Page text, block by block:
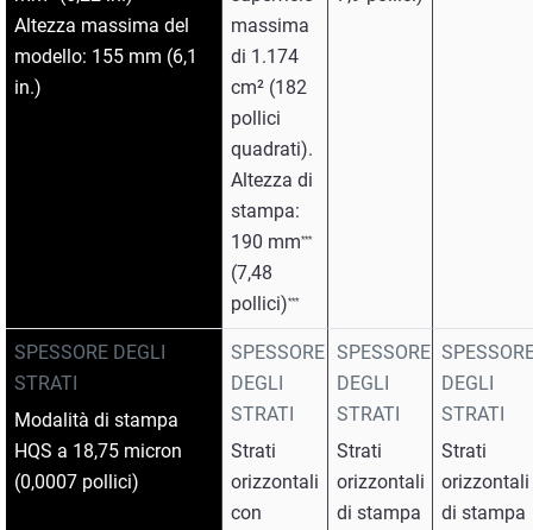
Altezza massima del
modello: 155 mm (6,1
in.)
SPESSORE DEGLI
STRATI
Modalità di stampa
HQS a 18,75 micron
(0,0007 pollici)
massima
di 1.174
cm² (182
pollici
quadrati).
Altezza di
stampa:
190 mm***
(7,48
pollici)***
SPESSORE
DEGLI
STRATI
Strati
orizzontali
con
SPESSORE
DEGLI
STRATI
Strati
orizzontali
di stampa
DEGLI
STRATI
Strati
orizzontali
di stampa